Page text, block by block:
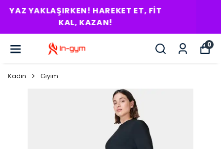
RITMINI BUL! HEDEFI YAKALA!
0
Kadın Giyim